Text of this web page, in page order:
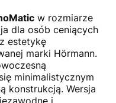
w rozmiarze
dla osób ceniących
estetykę
marki Hörmann.
minimalistycznym
konstrukcją. Wersja
i